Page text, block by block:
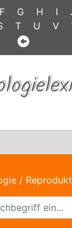
F G H I
T U V
/